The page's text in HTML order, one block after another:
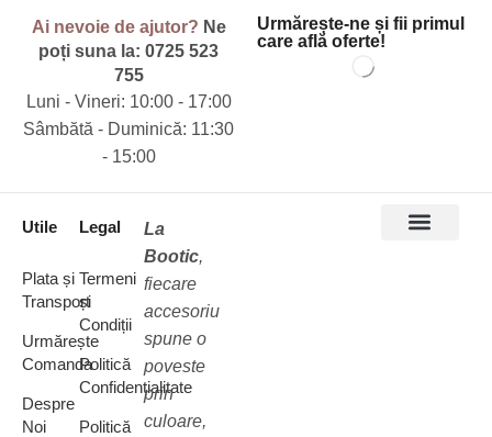
Ai nevoie de ajutor? Ne
poți suna la: 0725 523
755
Luni - Vineri: 10:00 - 17:00
Sâmbătă - Duminică: 11:30
- 15:00
Urmărește-ne și fii primul
care află oferte!
Utile
Plata și
Transport
Urmărește
Comanda
Despre
Noi
Legal
Termeni
și
Condiții
Politică
Confidențialitate
Politică
La
Bootic,
fiecare
accesoriu
spune o
poveste
prin
culoare,